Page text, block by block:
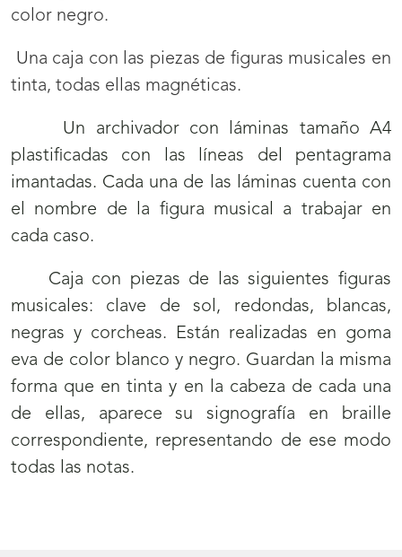
color negro.
Una caja con las piezas de figuras musicales en
tinta, todas ellas magnéticas.
Un archivador con láminas tamaño A4
plastificadas con las líneas del pentagrama
imantadas. Cada una de las láminas cuenta con
el nombre de la figura musical a trabajar en
cada caso.
Caja con piezas de las siguientes figuras
musicales: clave de sol, redondas, blancas,
negras y corcheas. Están realizadas en goma
eva de color blanco y negro. Guardan la misma
forma que en tinta y en la cabeza de cada una
de ellas, aparece su signografía en braille
correspondiente, representando de ese modo
todas las notas.